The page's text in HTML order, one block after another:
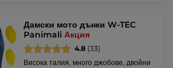
Дамски мото дънки W-TEC
PanimaliАкция
4.8 (33)
Висока талия, много джобове, двойни